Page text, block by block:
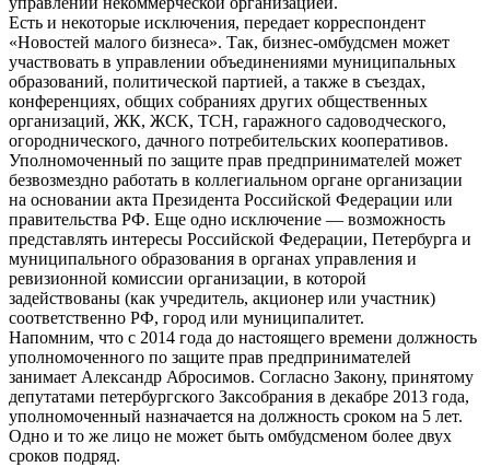
Есть и некоторые исключения, передает корреспондент
«Новостей малого бизнеса». Так, бизнес-омбудсмен может
участвовать в управлении объединениями муниципальных
образований, политической партией, а также в съездах,
конференциях, общих собраниях других общественных
организаций, ЖК, ЖСК, ТСН, гаражного садоводческого,
огороднического, дачного потребительских кооперативов.
Уполномоченный по защите прав предпринимателей может
безвозмездно работать в коллегиальном органе организации
на основании акта Президента Российской Федерации или
правительства РФ. Еще одно исключение — возможность
представлять интересы Российской Федерации, Петербурга и
муниципального образования в органах управления и
ревизионной комиссии организации, в которой
задействованы (как учредитель, акционер или участник)
соответственно РФ, город или муниципалитет.
Напомним, что с 2014 года до настоящего времени должность
уполномоченного по защите прав предпринимателей
занимает Александр Абросимов. Согласно Закону, принятому
депутатами петербургского Заксобрания в декабре 2013 года,
уполномоченный назначается на должность сроком на 5 лет.
Одно и то же лицо не может быть омбудсменом более двух
сроков подряд.